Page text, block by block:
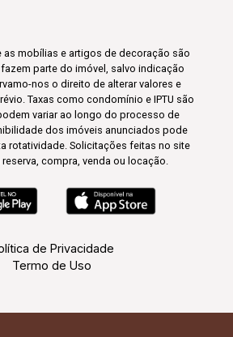
as mobílias e artigos de decoração são
parte do imóvel, salvo indicação
nos o direito de alterar valores e
Taxas como condomínio e IPTU são
variar ao longo do processo de
dos imóveis anunciados pode
rotatividade. Solicitações feitas no site
compra, venda ou locação.
de Privacidade
Termo de Uso